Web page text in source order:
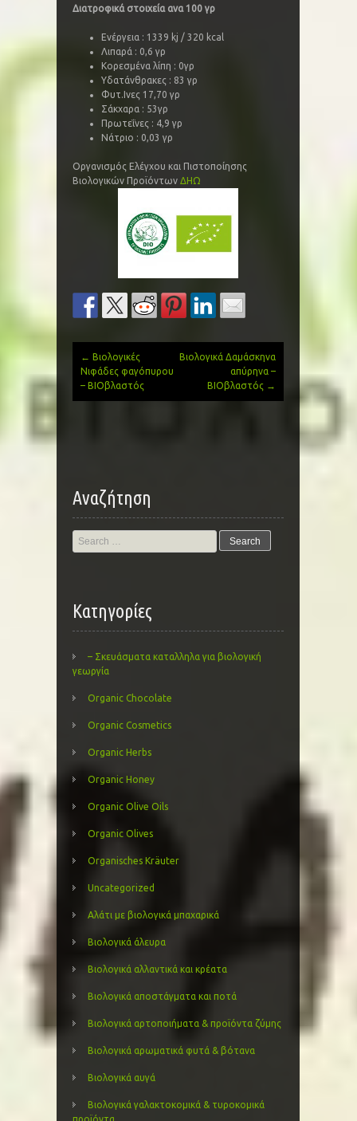
Διατροφικά στοιχεία ανα 100 γρ
Ενέργεια : 1339 kj / 320 kcal
Λιπαρά : 0,6 γρ
Κορεσμένα λίπη : 0γρ
Υδατάνθρακες : 83 γρ
Φυτ.Ινες 17,70 γρ
Σάκχαρα : 53γρ
Πρωτεΐνες : 4,9 γρ
Νάτριο : 0,03 γρ
Οργανισμός Ελέγχου και Πιστοποίησης
Βιολογικών Προϊόντων ΔΗΩ
Post
navigation
← Βιολογικές
Νιφάδες φαγόπυρου
– ΒΙΟβλαστός
Βιολογικά Δαμάσκηνα
απύρηνα –
ΒΙΟβλαστός →
Αναζήτηση
Search
for:
Kατηγορίες
– Σκευάσματα καταλληλα για βιολογική
γεωργία
Organic Chocolate
Organic Cosmetics
Organic Herbs
Organic Honey
Organic Olive Oils
Organic Olives
Organisches Kräuter
Uncategorized
Αλάτι με βιολογικά μπαχαρικά
Βιολογικά άλευρα
Βιολογικά αλλαντικά και κρέατα
Βιολογικά αποστάγματα και ποτά
Βιολογικά αρτοποιήματα & προϊόντα ζύμης
Βιολογικά αρωματικά φυτά & βότανα
Βιολογικά αυγά
Βιολογικά γαλακτοκομικά & τυροκομικά